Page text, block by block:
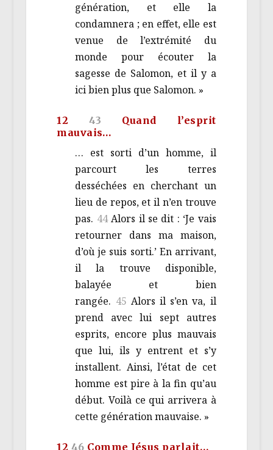
génération, et elle la
condamnera ; en effet, elle est
venue de l’extrémité du
monde pour écouter la
sagesse de Salomon, et il y a
ici bien plus que Salomon. »
1243 Quand l’esprit
mauvais…
… est sorti d’un homme, il
parcourt les terres
desséchées en cherchant un
lieu de repos, et il n’en trouve
pas. 44Alors il se dit : ‘Je vais
retourner dans ma maison,
d’où je suis sorti.’ En arrivant,
il la trouve disponible,
balayée et bien
rangée. 45 Alors il s’en va, il
prend avec lui sept autres
esprits, encore plus mauvais
que lui, ils y entrent et s’y
installent. Ainsi, l’état de cet
homme est pire à la fin qu’au
début. Voilà ce qui arrivera à
cette génération mauvaise. »
12 46 Comme Jésus parlait…